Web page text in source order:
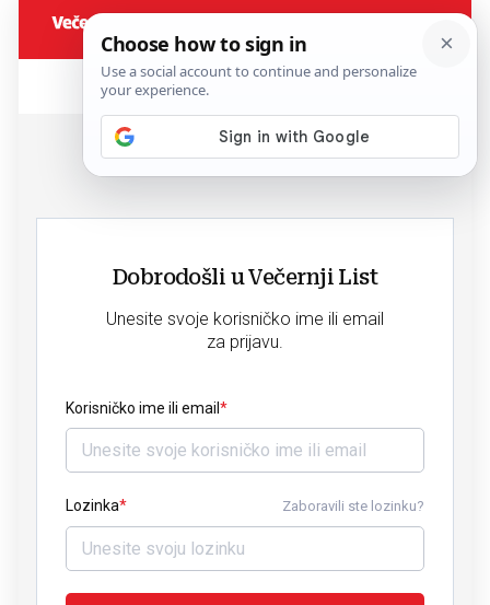
Dobrodošli u Večernji List
Unesite svoje korisničko ime ili email
za prijavu.
Korisničko ime ili email
Lozinka Zaboravili ste lozinku?